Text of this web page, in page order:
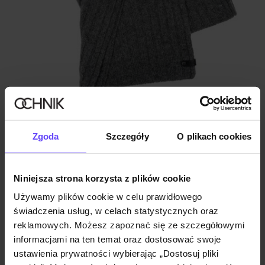
Zgoda Szczegóły O plikach cookies
Niniejsza strona korzysta z plików cookie
Używamy plików cookie w celu prawidłowego
świadczenia usług, w celach statystycznych oraz
reklamowych. Możesz zapoznać się ze szczegółowymi
informacjami na ten temat oraz dostosować swoje
ustawienia prywatności wybierając „Dostosuj pliki
Szary wełniany szalik męski
4.8 (17)